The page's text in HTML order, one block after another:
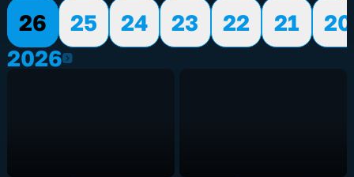
26
25 24 23 22 21
20
20262026